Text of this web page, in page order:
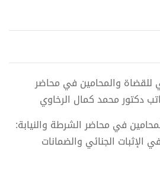
للقضاة والمحامين في محاضر
في محاضر الشرطة والنيابة:
الإثبات الجنائي والضمانات